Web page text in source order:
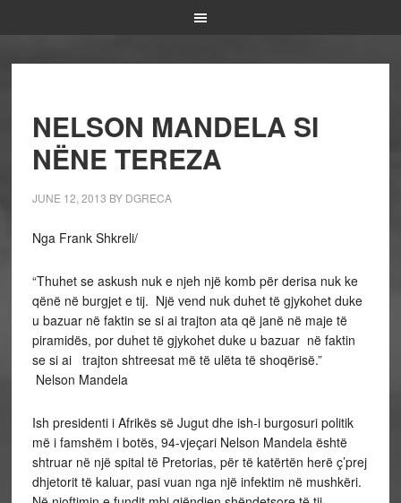
NELSON MANDELA SI
NËNE TEREZA
JUNE 12, 2013 BY DGRECA
Nga Frank Shkreli/
“Thuhet se askush nuk e njeh një komb për derisa nuk ke
qënë në burgjet e tij. Një vend nuk duhet të gjykohet duke
u bazuar në faktin se si ai trajton ata që janë në maje të
piramidës, por duhet të gjykohet duke u bazuar në faktin
se si ai trajton shtreesat më të ulëta të shoqërisë.”
Nelson Mandela
Ish presidenti i Afrikës së Jugut dhe ish-i burgosuri politik
më i famshëm i botës, 94-vjeçari Nelson Mandela është
shtruar në një spital të Pretorias, për të katërtën herë ç’prej
dhjetorit të kaluar, pasi vuan nga një infektim në mushkëri.